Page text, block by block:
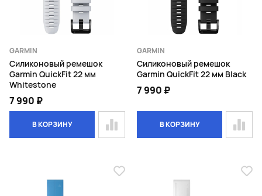
GARMIN
Силиконовый ремешок
Garmin QuickFit 22 мм
Whitestone
7 990 ₽
В КОРЗИНУ
GARMIN
Силиконовый ремешок
Garmin QuickFit 22 мм Black
7 990 ₽
В КОРЗИНУ